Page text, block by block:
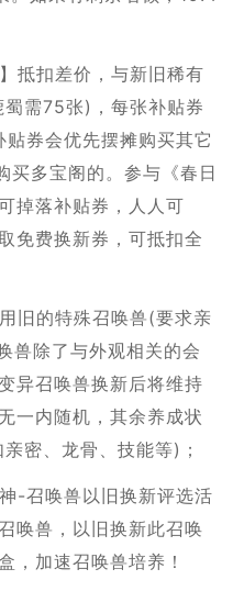
抵扣差价，与新旧稀有
需75张)，每张补贴券
券会优先摆摊购买其它
买多宝阁的。参与《春日
掉落补贴券，人人可
免费换新券，可抵扣全
旧的特殊召唤兽(要求亲
兽除了与外观相关的会
异召唤兽换新后将维持
一内随机，其余养成状
密、龙骨、技能等)；
-召唤兽以旧换新评选活
唤兽，以旧换新此召唤
，加速召唤兽培养！